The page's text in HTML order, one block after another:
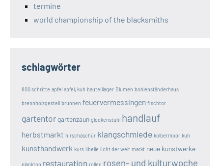
termine
world championship of the blacksmiths
schlagwörter
800 schritte apfel apfel; kuh bauteillager Blumen bohlenständerhaus
brennholzgestell brunnen feuervermessingen fischtor
gartentor gartenzaun glockenstuhl handlauf
herbstmarkt hirschäschür klangschmiede kolbermoor kuh
kunsthandwerk kurs libelle licht der welt markt neue kunstwerke
plankton restauration rollen rosen- und kulturwoche